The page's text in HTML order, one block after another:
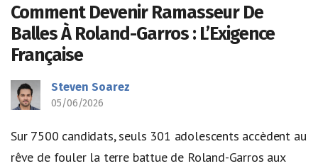
Comment Devenir Ramasseur De
Balles À Roland-Garros : L’Exigence
Française
Steven Soarez
05/06/2026
Sur 7500 candidats, seuls 301 adolescents accèdent au
rêve de fouler la terre battue de Roland-Garros aux